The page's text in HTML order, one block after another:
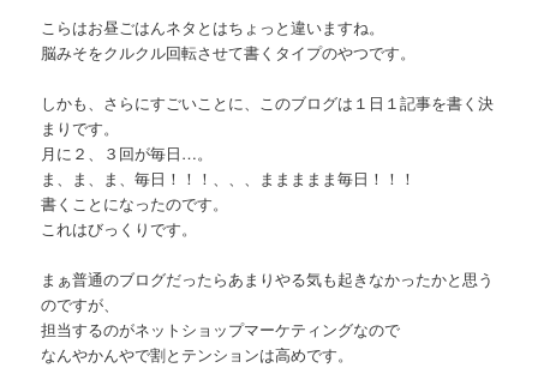
こらはお昼ごはんネタとはちょっと違いますね。
脳みそをクルクル回転させて書くタイプのやつです。
しかも、さらにすごいことに、このブログは１日１記事を書く決
まりです。
月に２、３回が毎日…。
ま、ま、ま、毎日！！！、、、ままままま毎日！！！
書くことになったのです。
これはびっくりです。
まぁ普通のブログだったらあまりやる気も起きなかったかと思う
のですが、
担当するのがネットショップマーケティングなので
なんやかんやで割とテンションは高めです。